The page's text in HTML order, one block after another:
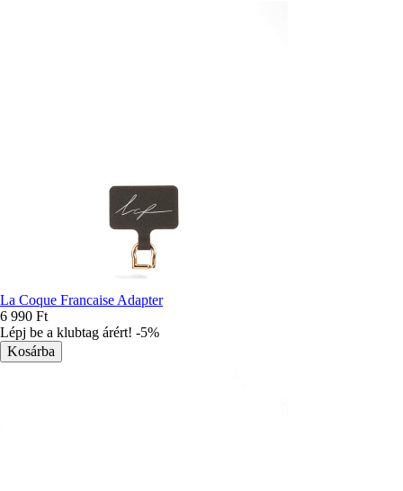
La Coque Francaise Adapter
6 990 Ft
Lépj be a klubtag árért! -5%